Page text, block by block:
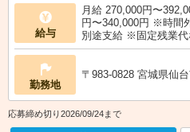
給与
月給 270,000円〜
円〜340,000円 ※時間
別途支給 ※固定残業
勤務地
〒983-0828 宮城県仙
応募締め切り2026/09/24まで